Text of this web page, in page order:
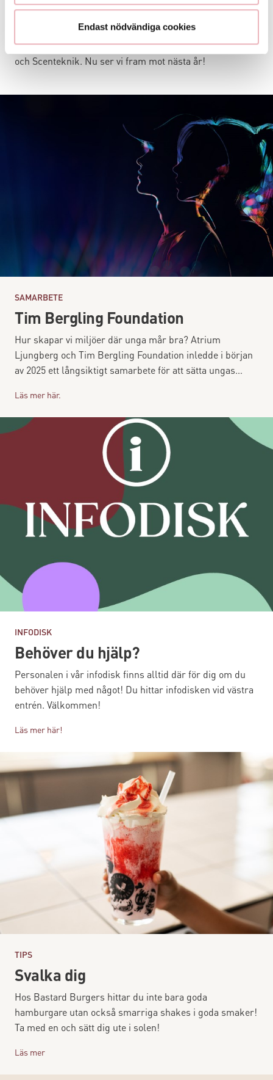
Endast nödvändiga cookies
våra partners som var med och gjorde detta lopp möjligt,
Ica Kvantum Gränby, Vaksala SK, Actic, Espresso House
och Scenteknik. Nu ser vi fram mot nästa år!
SAMARBETE
Tim Bergling Foundation
Hur skapar vi miljöer där unga mår bra? Atrium
Ljungberg och Tim Bergling Foundation inledde i början
av 2025 ett långsiktigt samarbete för att sätta ungas
Läs mer här.
INFODISK
Behöver du hjälp?
Personalen i vår infodisk finns alltid där för dig om du
behöver hjälp med något! Du hittar infodisken vid västra
entrén. Välkommen!
Läs mer här!
TIPS
Svalka dig
Hos Bastard Burgers hittar du inte bara goda
hamburgare utan också smarriga shakes i goda smaker!
Ta med en och sätt dig ute i solen!
Läs mer